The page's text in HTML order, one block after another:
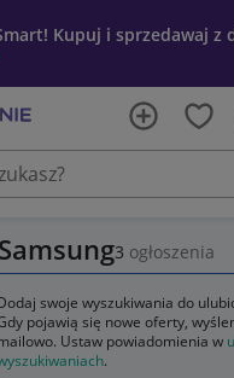
Kupuj i sprzedawaj z
3 ogłoszenia
s25 samsung s26
swoje wyszukiwania do
pojawią się nowe oferty,
Ustaw powiadomienia w
.